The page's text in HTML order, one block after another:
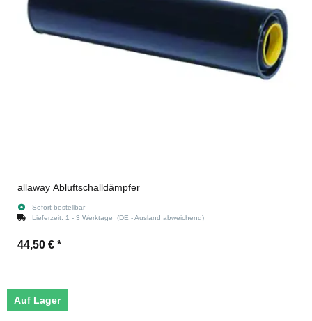
allaway Abluftschalldämpfer
Sofort bestellbar
Lieferzeit: 1 - 3 Werktage (DE - Ausland abweichend)
44,50 € *
Auf Lager